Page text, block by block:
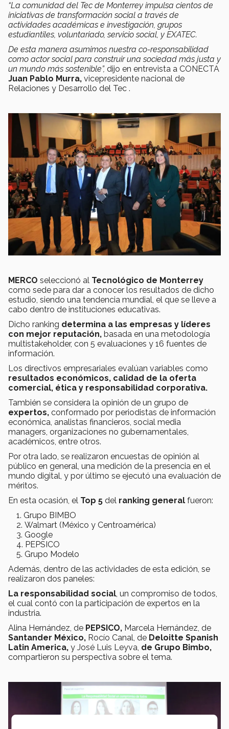
“La comunidad del Tec de Monterrey impulsa cientos de
iniciativas de transformación social a través de
actividades académicas e investigación, grupos
estudiantiles, voluntariado, servicio social, y EXATEC.
De esta manera asumimos nuestra co-responsabilidad
como actor social para construir una sociedad más justa y
un mundo más sostenible”, dijo en entrevista a CONECTA
Juan Pablo Murra, vicepresidente nacional de
Relaciones y Desarrollo del Tec .
MERCO seleccionó al Tecnológico de Monterrey
como sede para dar a conocer los resultados de dicho
estudio, siendo una tendencia mundial, el que se lleve a
cabo dentro de instituciones educativas.
Dicho ranking determina a las empresas y líderes
con mejor reputación, basada en una metodología
multistakeholder, con 5 evaluaciones y 16 fuentes de
información.
Los directivos empresariales evalúan variables como
resultados económicos, calidad de la oferta
comercial, ética y responsabilidad corporativa.
También se considera la opinión de un grupo de
expertos, conformado por periodistas de información
económica, analistas financieros, social media
managers, organizaciones no gubernamentales,
académicos, entre otros.
Por otra lado, se realizaron encuestas de opinión al
público en general, una medición de la presencia en el
mundo digital, y por último se ejecutó una evaluación de
méritos.
En esta ocasión, el Top 5 del ranking general fueron:
Grupo BIMBO
Walmart (México y Centroamérica)
Google
PEPSICO
Grupo Modelo
Además, dentro de las actividades de esta edición, se
realizaron dos paneles:
La responsabilidad social , un compromiso de todos,
el cual contó con la participación de expertos en la
industria.
Alina Hernández, de PEPSICO, Marcela Hernández, de
Santander México, Rocío Canal, de Deloitte Spanish
Latin America, y José Luis Leyva, de Grupo Bimbo,
compartieron su perspectiva sobre el tema.